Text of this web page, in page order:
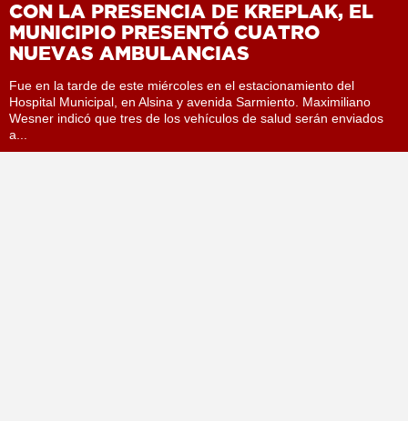
CON LA PRESENCIA DE KREPLAK, EL
MUNICIPIO PRESENTÓ CUATRO
NUEVAS AMBULANCIAS
Fue en la tarde de este miércoles en el estacionamiento del
Hospital Municipal, en Alsina y avenida Sarmiento. Maximiliano
Wesner indicó que tres de los vehículos de salud serán enviados
a...